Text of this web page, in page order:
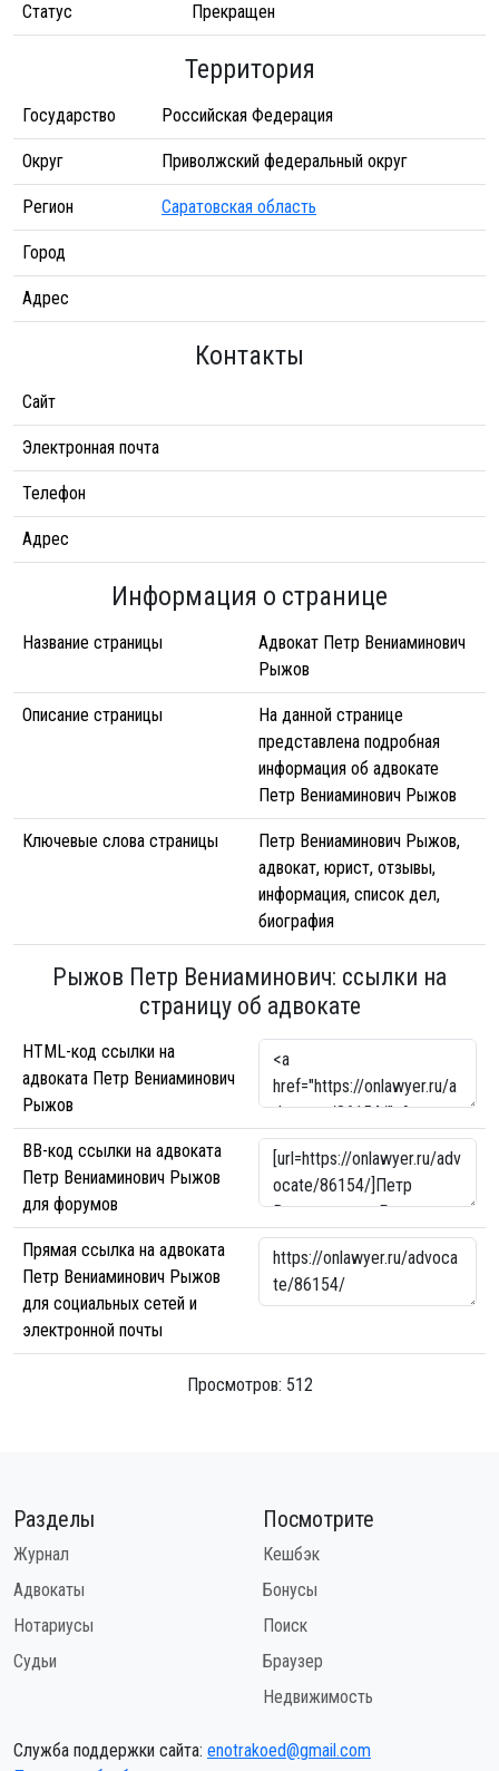
Статус Прекращен
Территория
Государство Российская Федерация
Округ Приволжский федеральный округ
Регион Саратовская область
Город
Адрес
Контакты
Сайт
Электронная почта
Телефон
Адрес
Информация о странице
Название страницы
Адвокат Петр Вениаминович
Рыжов
Описание страницы
На данной странице
представлена подробная
информация об адвокате
Петр Вениаминович Рыжов
Ключевые слова страницы
Петр Вениаминович Рыжов,
адвокат, юрист, отзывы,
информация, список дел,
биография
Рыжов Петр Вениаминович: ссылки на
страницу об адвокате
HTML-код ссылки на
адвоката Петр Вениаминович
Рыжов
BB-код ссылки на адвоката
Петр Вениаминович Рыжов
для форумов
Прямая ссылка на адвоката
Петр Вениаминович Рыжов
для социальных сетей и
электронной почты
Просмотров: 512
Разделы
Журнал
Адвокаты
Нотариусы
Судьи
Посмотрите
Кешбэк
Бонусы
Поиск
Браузер
Недвижимость
Служба поддержки сайта: enotrakoed@gmail.com